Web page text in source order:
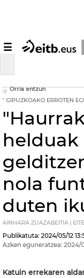
☰
Orria entzun
GIPUZKOAKO ERROTEN
nola
duten
AINHARA ZUAZABEITIA |
Publikatuta: 2024/05/12
Azken eguneratzea: 2024/
Katuin errekaren